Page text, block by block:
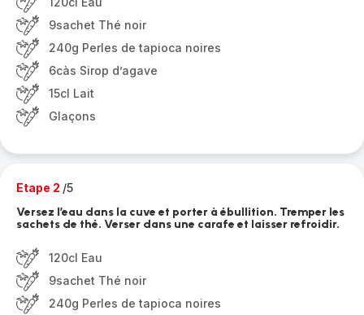
9sachet Thé noir
240g Perles de tapioca noires
6càs Sirop d’agave
15cl Lait
Glaçons
Etape 2 /5
Versez l’eau dans la cuve et porter à ébullition. Tremper les
sachets de thé. Verser dans une carafe et laisser refroidir.
120cl Eau
9sachet Thé noir
240g Perles de tapioca noires